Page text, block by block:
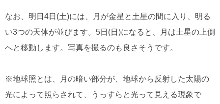
なお、明日4日(土)には、月が金星と土星の間に入り、明る
い3つの天体が並びます。5日(日)になると、月は土星の上側
へと移動します。写真を撮るのも良さそうです。
※地球照とは、月の暗い部分が、地球から反射した太陽の
光によって照らされて、うっすらと光って見える現象で